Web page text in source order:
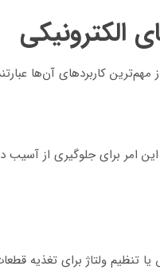
الکترونیکی
کاربردهای آن‌ها
این امر برای جلوگیری از
تنظیم ولتاژ برای تغذیه